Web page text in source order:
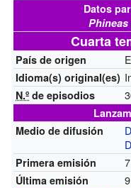
Datos
Phineas
Cuarta
País de origen
Idioma(s) original(es)
N.º de episodios
Medio de difusión
Primera emisión
Última emisión